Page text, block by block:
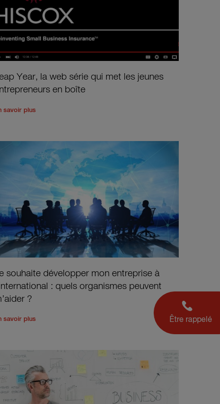
Être rappelé
Year, la web série qui met les jeunes
en boîte
savoir plusRead the rest of the post
souhaite développer mon entreprise à
: quels organismes peuvent
?
savoir plusRead the rest of the post Je souhaite développer mon